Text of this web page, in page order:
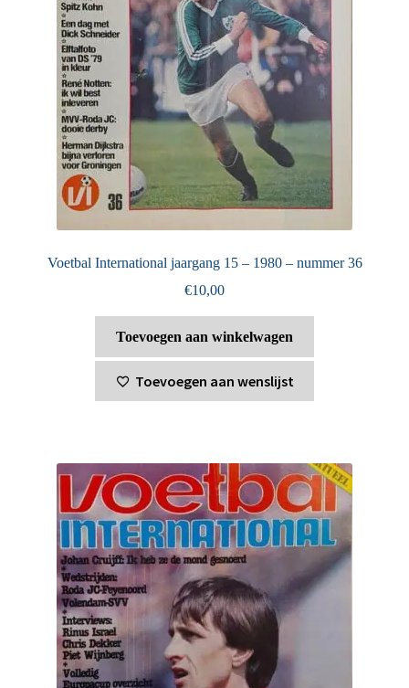
Voetbal International jaargang 15 – 1980 – nummer 36
€10,00
Toevoegen aan winkelwagen
Toevoegen aan wenslijst